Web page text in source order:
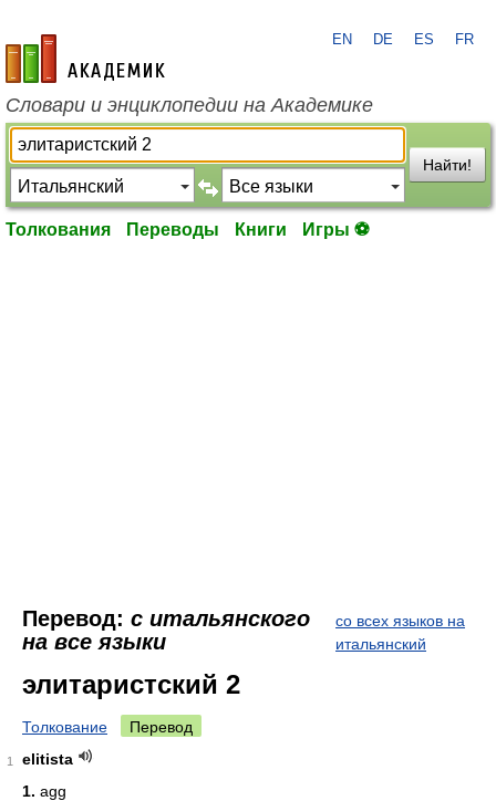
academic.ru
EN DE ES FR
Словари и энциклопедии на Академике
Найти!
Толкования Переводы Книги Игры ⚽
Перевод: с итальянского
на все языки
со всех языков на
итальянский
элитаристский 2
Толкование Перевод
1
elitista
1. agg